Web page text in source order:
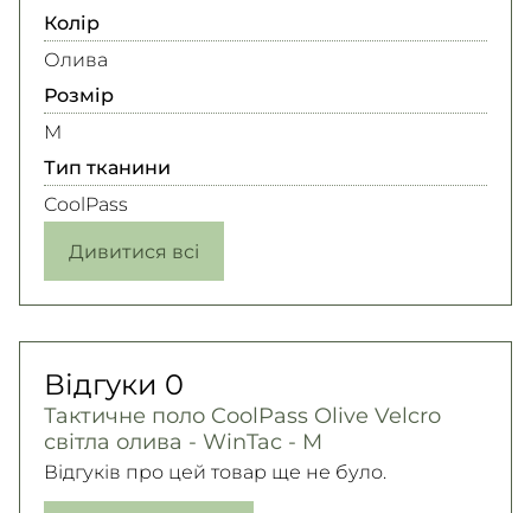
Колір
Олива
Розмір
M
Тип тканини
CoolPass
Дивитися всі
Відгуки 0
Тактичне поло CoolPass Olive Velcro
світла олива - WinTac - M
Відгуків про цей товар ще не було.